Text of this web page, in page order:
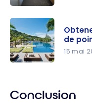
World of
Hyatt :
jusqu’à
8 000
bonus à
de
15 mai
Conclusion